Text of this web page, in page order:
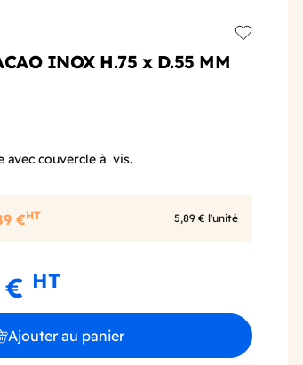
INOX H.75 x D.55 MM
avec couvercle à vis.
€HT 5,89 € l'unité
HT
Ajouter au panier